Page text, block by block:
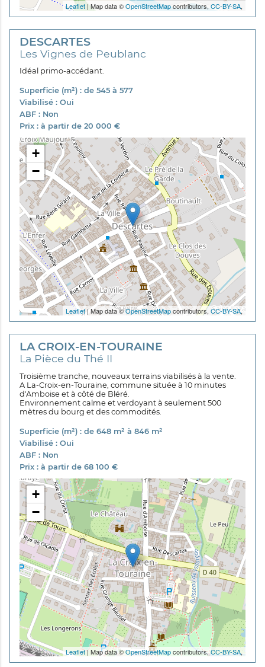
Leaflet | Map data ©OpenStreetMapcontributors, CC-BY-SA,
DESCARTES
Les Vignes de Peublanc
Idéal primo-accédant.
Superficie (m²) : de 545 à 577
Viabilisé : Oui
ABF : Non
Prix : à partir de 20 000 €
+
−
Leaflet| Map data ©OpenStreetMapcontributors,CC-BY-SA,
LA CROIX-EN-TOURAINE
La Pièce du Thé II
Troisième tranche, nouveaux terrains viabilisés à la vente.
A La-Croix-en-Touraine, commune située à 10 minutes
d'Amboise et à côté de Bléré.
Environnement calme et verdoyant à seulement 500
mètres du bourg et des commodités.
Superficie (m²) : de 648 m² à 846 m²
Viabilisé : Oui
ABF : Non
Prix : à partir de 68 100 €
+
−
Leaflet| Map data ©OpenStreetMapcontributors,CC-BY-SA,